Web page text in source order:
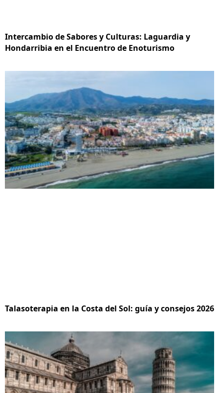
Intercambio de Sabores y Culturas: Laguardia y
Hondarribia en el Encuentro de Enoturismo
Talasoterapia en la Costa del Sol: guía y consejos 2026